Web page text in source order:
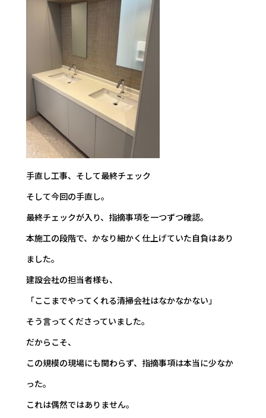
手直し工事、そして最終チェック
そして今回の手直し。
最終チェックが入り、指摘事項を一つずつ確認。
本施工の段階で、かなり細かく仕上げていた自負はあり
ました。
建設会社の担当者様も、
「ここまでやってくれる清掃会社はなかなかない」
そう言ってくださっていました。
だからこそ、
この規模の現場にも関わらず、指摘事項は本当に少なか
った。
これは偶然ではありません。